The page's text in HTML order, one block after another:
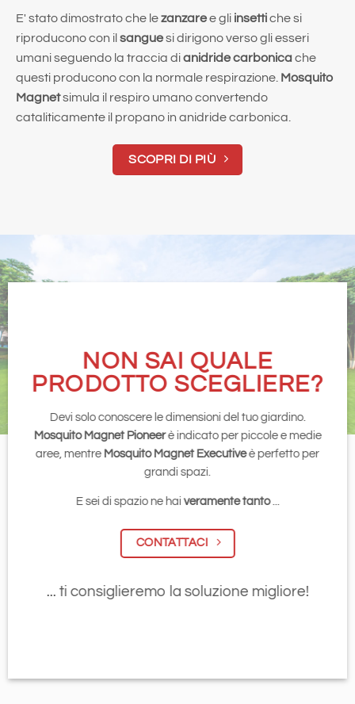
E' stato dimostrato che lezanzaree gli insettiche si
riproducono con il sanguesi dirigono verso gli esseri
umani seguendo la traccia dianidride carbonica che
questi producono con la normale respirazione. Mosquito
Magnetsimula il respiro umano convertendo
cataliticamente il propano in anidride carbonica.
SCOPRI DI PIÙ
NON SAI QUALE
PRODOTTO SCEGLIERE?
Devi solo conoscere le dimensioni del tuo giardino.
Mosquito Magnet Pioneerè indicato per piccole e medie
aree, mentre Mosquito Magnet Executiveè perfetto per
grandi spazi.
E sei di spazio ne hai veramente tanto...
CONTATTACI
... ti consiglieremo la soluzione migliore!